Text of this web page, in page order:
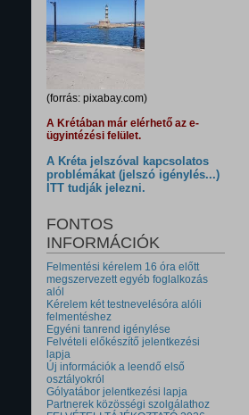
(forrás: pixabay.com)
A Krétában már elérhető az e-
ügyintézési felület.
A Kréta jelszóval kapcsolatos
problémákat (jelszó igénylés...)
ITT tudják jelezni.
FONTOS
INFORMÁCIÓK
Felmentési kérelem 16 óra előtt
megszervezett egyéb foglalkozás
alól
Kérelem két testnevelésóra alóli
felmentéshez
Egyéni tanrend igénylése
Felvételi előkészítő jelentkezési
lapja
Új információk a leendő első
osztályokról
Gólyatábor jelentkezési lapja
Partnerek közösségi szolgálathoz